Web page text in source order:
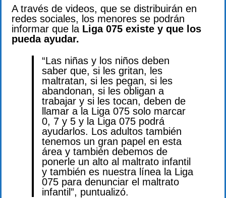
A través de videos, que se distribuirán en
redes sociales, los menores se podrán
informar que la Liga 075 existe y que los
pueda ayudar.
“Las niñas y los niños deben
saber que, si les gritan, les
maltratan, si les pegan, si les
abandonan, si les obligan a
trabajar y si les tocan, deben de
llamar a la Liga 075 solo marcar
0, 7 y 5 y la Liga 075 podrá
ayudarlos. Los adultos también
tenemos un gran papel en esta
área y también debemos de
ponerle un alto al maltrato infantil
y también es nuestra línea la Liga
075 para denunciar el maltrato
infantil”, puntualizó.